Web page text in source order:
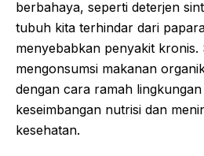
berbahaya, seperti deterjen
tubuh kita terhindar dari
menyebabkan penyakit kronis.
mengonsumsi makanan
dengan cara ramah
keseimbangan nutrisi dan
kesehatan.